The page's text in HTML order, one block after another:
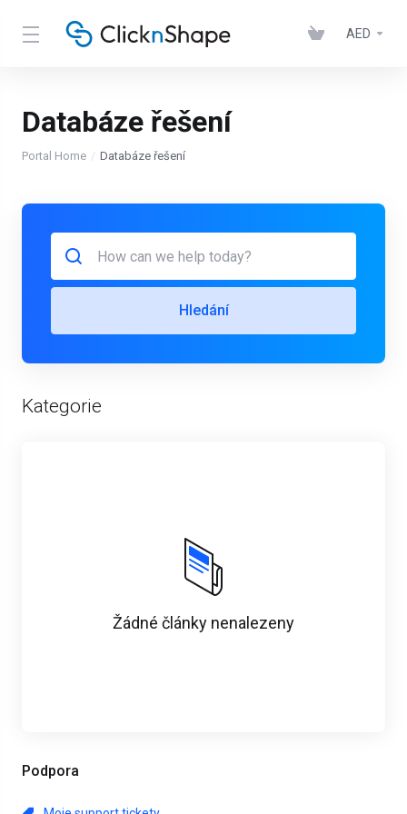
AED
Databáze řešení
Portal Home Databáze řešení
Podpora
Hledání
Kategorie
Žádné články nenalezeny